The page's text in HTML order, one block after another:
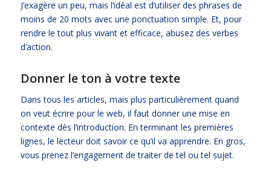
J’exagère un peu, mais l’idéal est d’utiliser des phrases de
moins de 20 mots avec une ponctuation simple. Et, pour
rendre le tout plus vivant et efficace, abusez des verbes
d’action.
Donner le ton à votre texte
Dans tous les articles, mais plus particulièrement quand
on veut écrire pour le web, il faut donner une mise en
contexte dès l’introduction. En terminant les premières
lignes, le lecteur doit savoir ce qu’il va apprendre. En gros,
vous prenez l’engagement de traiter de tel ou tel sujet.